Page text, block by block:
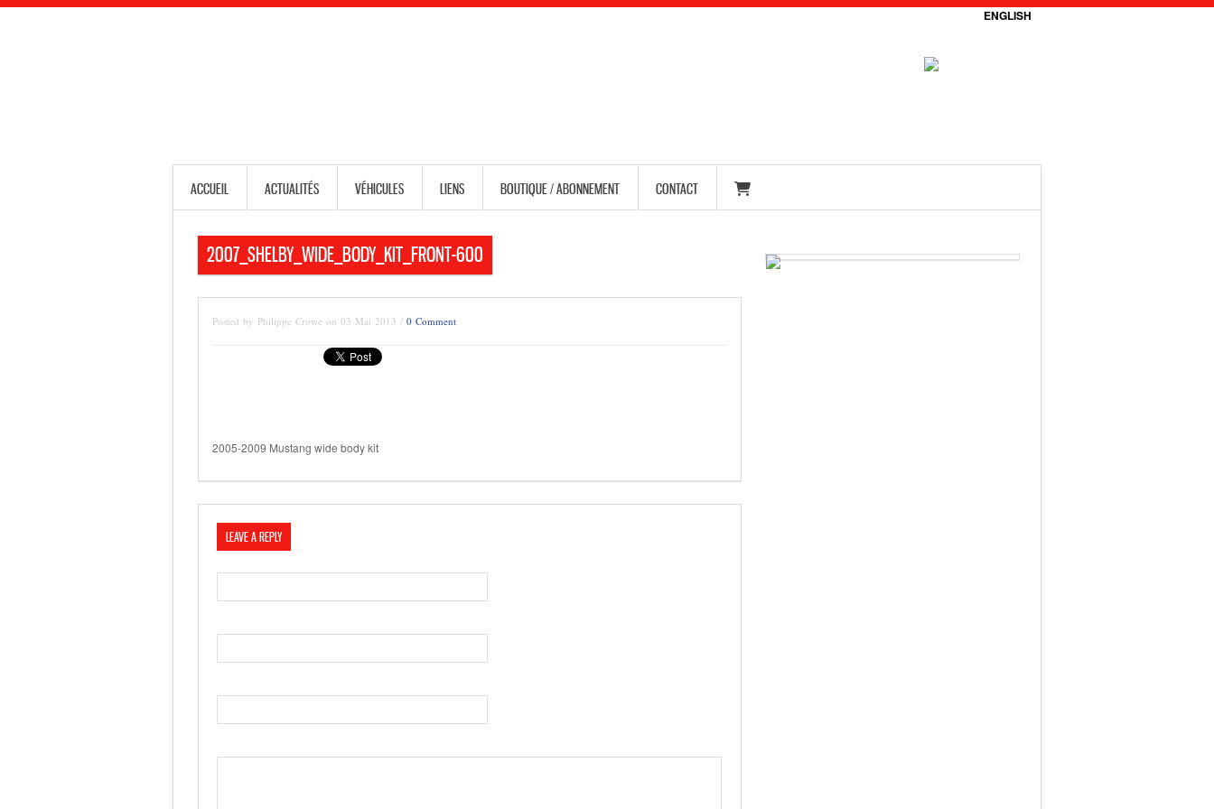
ENGLISH
ACCUEIL ACTUALITÉS VÉHICULES LIENS BOUTIQUE / ABONNEMENT CONTACT
2007_SHELBY_WIDE_BODY_KIT_FRONT-600
Posted by Philippe Crowe on 03 Mai 2013 / 0 Comment
2005-2009 Mustang wide body kit
LEAVE A REPLY